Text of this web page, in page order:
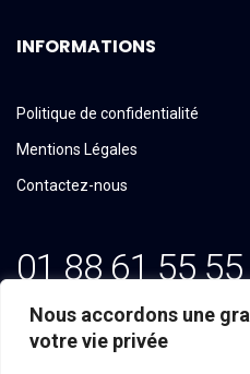
Nous accordons une
votre vie privée
INFORMATIONS
Politique de confidentialité
Mentions Légales
Contactez-nous
01 88 61 55 55
Email: contact@tekline.fr